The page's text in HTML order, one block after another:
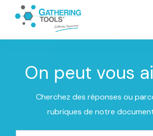
On peut vous
Cherchez des réponses ou
rubriques de notre